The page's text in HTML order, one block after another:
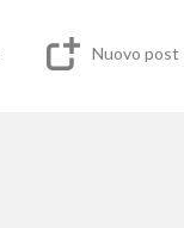
Nuovo post